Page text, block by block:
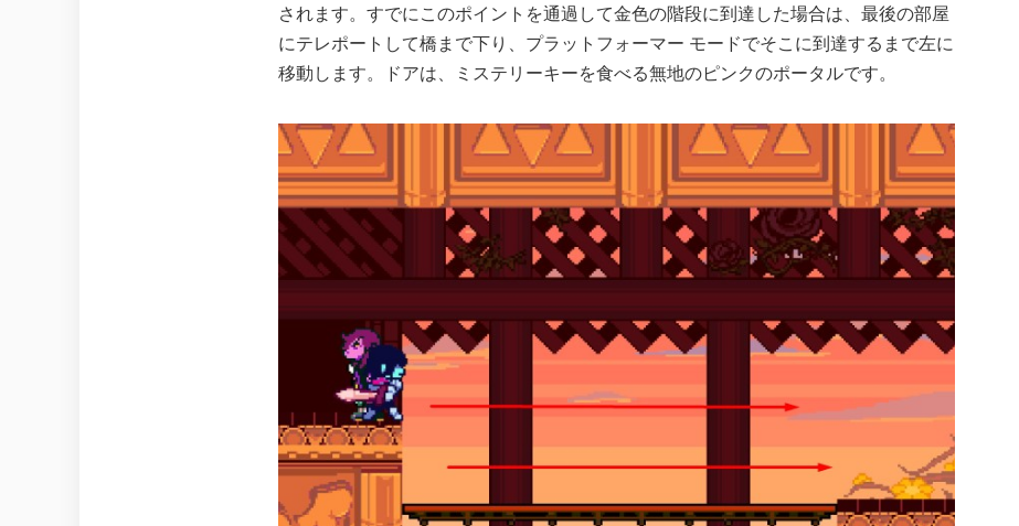
されます。すでにこのポイントを通過して金色の階段に到達した場合は、最後の部屋
にテレポートして橋まで下り、プラットフォーマー モードでそこに到達するまで左に
移動します。ドアは、ミステリーキーを食べる無地のピンクのポータルです。